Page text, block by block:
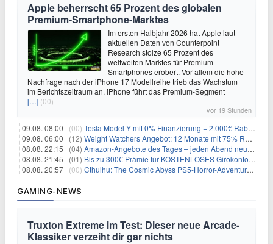
Apple beherrscht 65 Prozent des globalen
Premium-Smartphone-Marktes
Im ersten Halbjahr 2026 hat Apple laut
aktuellen Daten von Counterpoint
Research stolze 65 Prozent des
weltweiten Marktes für Premium-
Smartphones erobert. Vor allem die hohe
Nachfrage nach der iPhone 17 Modellreihe trieb das Wachstum
im Berichtszeitraum an. iPhone führt das Premium-Segment
[…] (00)
vor 19 Stunden
09.08. 08:00 | (00) Tesla Model Y mit 0% Finanzierung + 2.000€ Rabatt für 38.970€
09.08. 06:00 | (12) Weight Watchers Angebot: 12 Monate mit 75% Rabatt ab 6,25€/Monat
08.08. 22:15 | (04) Amazon-Angebote des Tages – jeden Abend neue Deals zum Stöbern
08.08. 21:45 | (01) Bis zu 300€ Prämie für KOSTENLOSES Girokonto bei der Santander – 50€ schon nach 1 Woche!
08.08. 20:57 | (00) Cthulhu: The Cosmic Abyss PS5-Horror-Adventure für 27,99€
GAMING-NEWS
Truxton Extreme im Test: Dieser neue Arcade-
Klassiker verzeiht dir gar nichts